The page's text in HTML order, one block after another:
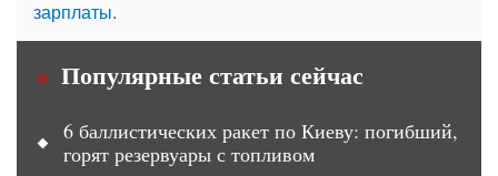
зарплаты.
Популярные статьи сейчас
6 баллистических ракет по Киеву: погибший,
горят резервуары с топливом